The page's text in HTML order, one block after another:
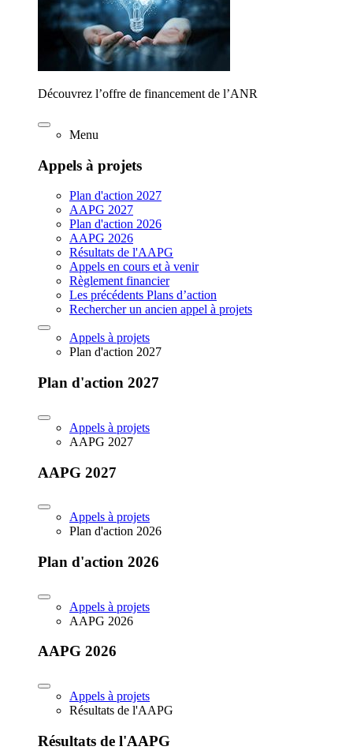
Découvrez l’offre de financement de l’ANR
Menu
Appels à projets
Plan d'action 2027
AAPG 2027
Plan d'action 2026
AAPG 2026
Résultats de l'AAPG
Appels en cours et à venir
Règlement financier
Les précédents Plans d’action
Rechercher un ancien appel à projets
Appels à projets
Plan d'action 2027
Plan d'action 2027
Appels à projets
AAPG 2027
AAPG 2027
Appels à projets
Plan d'action 2026
Plan d'action 2026
Appels à projets
AAPG 2026
AAPG 2026
Appels à projets
Résultats de l'AAPG
Résultats de l'AAPG